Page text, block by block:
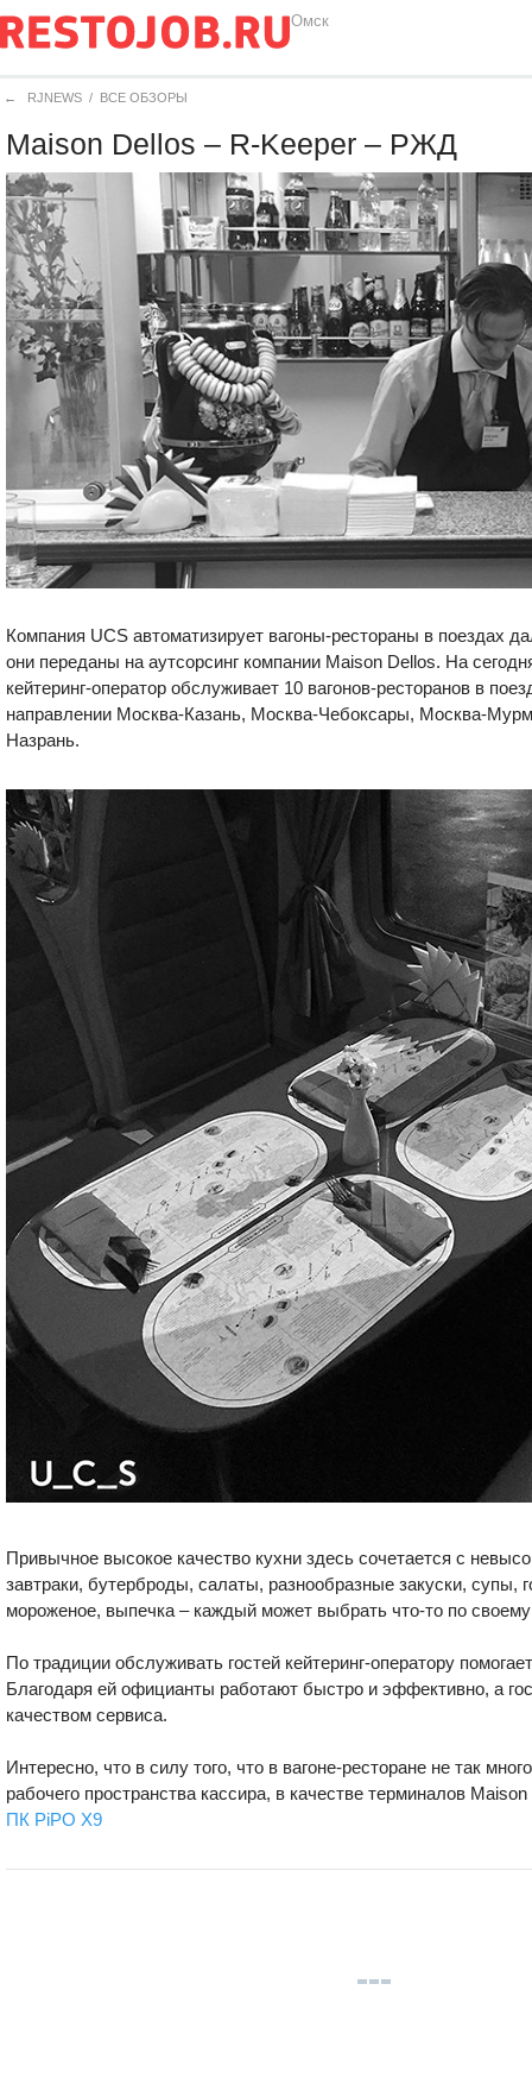
Омск
← RJNEWS / ВСЕ ОБЗОРЫ
Maison Dellos – R-Keeper – РЖД
Компания UCS автоматизирует вагоны-рестораны в поездах
они переданы на аутсорсинг компании Maison Dellos. На
кейтеринг-оператор обслуживает 10 вагонов-ресторанов в
направлении Москва-Казань, Москва-Чебоксары, Москва-
Назрань.
Привычное высокое качество кухни здесь сочетается с
завтраки, бутерброды, салаты, разнообразные закуски, супы,
мороженое, выпечка – каждый может выбрать что-то по
По традиции обслуживать гостей кейтеринг-оператору
Благодаря ей официанты работают быстро и эффективно, а
качеством сервиса.
Интересно, что в силу того, что в вагоне-ресторане не так
рабочего пространства кассира, в качестве терминалов
ПК PiPO X9